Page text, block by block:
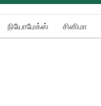
நியோமேக்ஸ் சினிமா